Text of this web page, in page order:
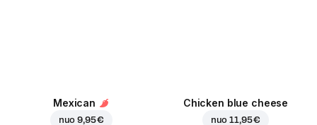
Mexican
nuo9,95 €
Chicken blue cheese
nuo11,95 €